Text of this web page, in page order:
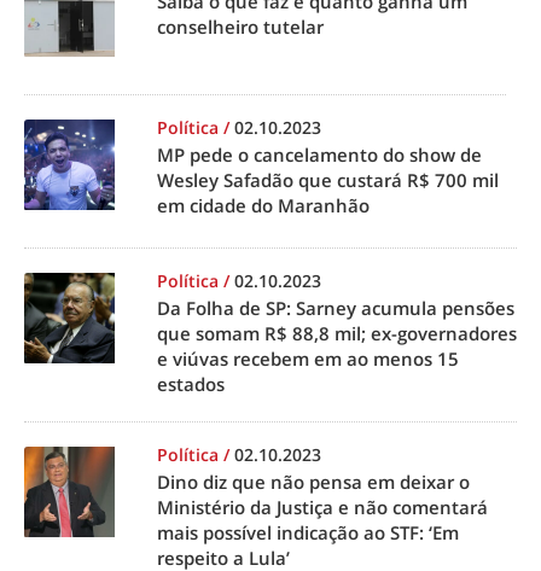
conselheiro tutelar
Política /02.10.2023
MP pede o cancelamento do show de
Wesley Safadão que custará R$ 700 mil
em cidade do Maranhão
Política /02.10.2023
Da Folha de SP: Sarney acumula pensões
que somam R$ 88,8 mil; ex-governadores
e viúvas recebem em ao menos 15
estados
Política /02.10.2023
Dino diz que não pensa em deixar o
Ministério da Justiça e não comentará
mais possível indicação ao STF: ‘Em
respeito a Lula’